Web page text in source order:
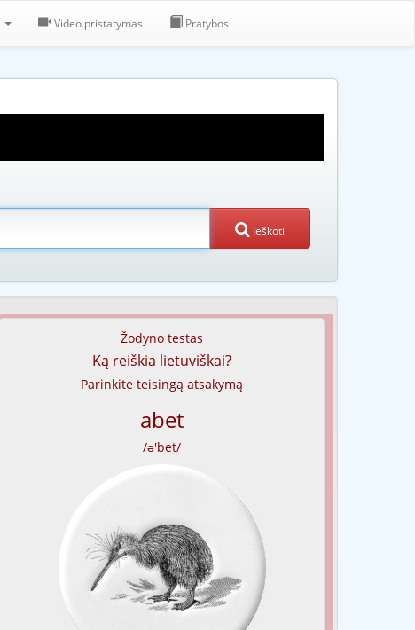
Video pristatymas Pratybos
Ieškoti
Žodyno testas
Ką reiškia lietuviškai?
Parinkite teisingą atsakymą
abet
/ə'bet/